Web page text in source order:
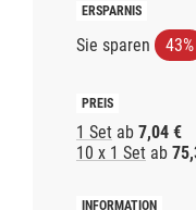
Sie sparen 43%
1 Set ab 7,04 €
10 x 1 Set ab